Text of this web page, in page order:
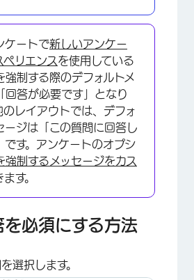
ケートで新しいアンケー
ペリエンス を使用している
強制する際のデフォルトメ
回答が必要です」となり
のレイアウトでは、デフォ
ージは「この質問に回答し
です。アンケートのオプシ
強制するメッセージをカス
す。
必須にする方法
選択します。